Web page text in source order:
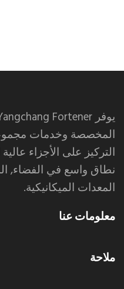
المخصصة وخدمات
التركيز على الأجزاء
نطاق واسع في الفضاء,
المعدات الميكانيكية.
معلومات عنا
ملاحة